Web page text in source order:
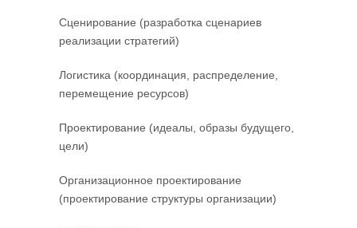
Сценирование (разработка сценариев
реализации стратегий)
Логистика (координация, распределение,
перемещение ресурсов)
Проектирование (идеалы, образы будущего,
цели)
Организационное проектирование
(проектирование структуры организации)